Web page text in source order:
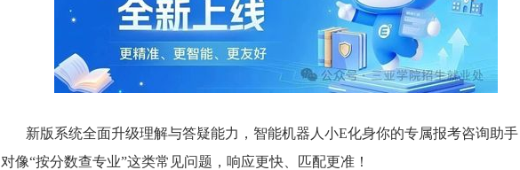
新版系统全面升级理解与答疑能力，智能机器人小E化身你的专属报考咨询助
对像“按分数查专业”这类常见问题，响应更快、匹配更准！